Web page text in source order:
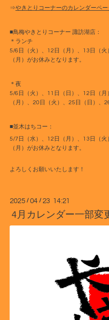
⇒やきとりコーナーのカレンダーペー
■鳥梅やきとりコーナー 諏訪湖店：
＊ランチ
5/6日（火）、12日（月）、13日（
（月）がお休みとなります。
＊夜
5/6日（火）、11日（日）、12日（
（月）、20日（火）、25日（日）、
■並木はちコー：
5/7日（水）、12日（月）、13日（
（月）がお休みとなります。
よろしくお願いいたします！
2025 /04 / 23 14:21
4月カレンダー一部変